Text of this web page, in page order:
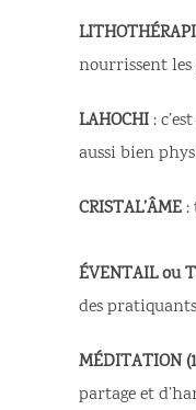
nourrissent les
LAHOCHI:
aussi bien
CRISTAL’ÂME:
ÉVENTAIL ou
des
MÉDITATION
partage et